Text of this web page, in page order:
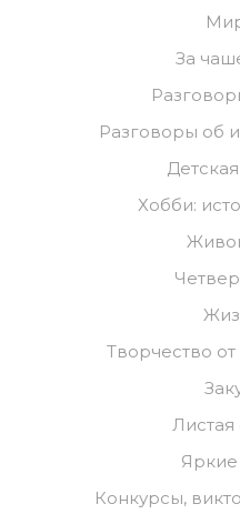
За
Разговоры об
Хобби:
Творчество
Листая
Яркие
Конкурсы,